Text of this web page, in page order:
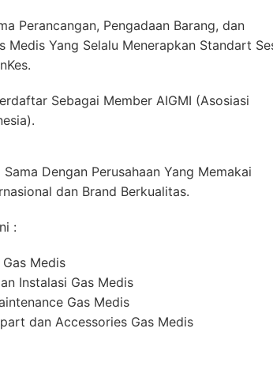
Perancangan, Pengadaan Barang, dan
Medis Yang Selalu Menerapkan Standart
Sebagai Member AIGMI (Asosiasi
Dengan Perusahaan Yang Memakai
dan Brand Berkualitas.
:
Medis
Instalasi Gas Medis
Gas Medis
dan Accessories Gas Medis